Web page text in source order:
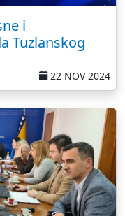
i
Tuzlanskog
22 NOV 2024